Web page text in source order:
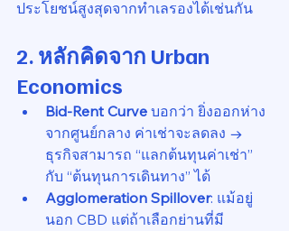
ประโยชน์สูงสุดจากทำเลรองได้เช่นกัน
2. หลักคิดจาก Urban
Economics
Bid-Rent Curve บอกว่า ยิ่งออกห่าง
จากศูนย์กลาง ค่าเช่าจะลดลง →
ธุรกิจสามารถ “แลกต้นทุนค่าเช่า”
กับ “ต้นทุนการเดินทาง” ได้
Agglomeration Spillover: แม้อยู่
นอก CBD แต่ถ้าเลือกย่านที่มี